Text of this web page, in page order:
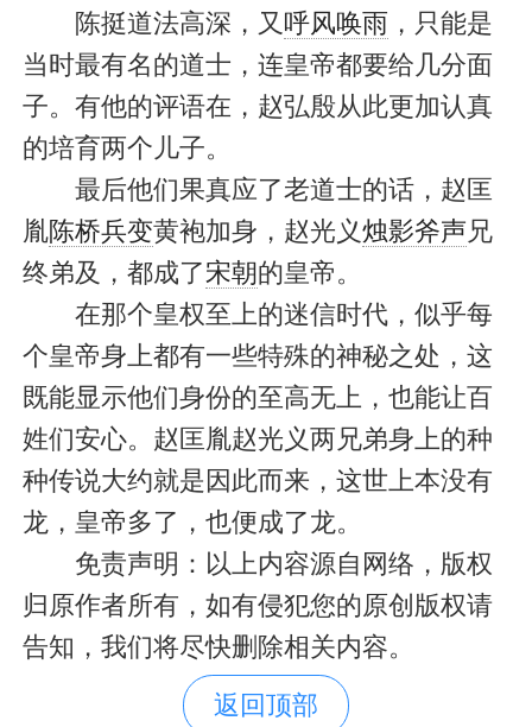
陈挺道法高深，又 呼风唤雨 ，只能是
当时最有名的道士，连皇帝都要给几分面
子。有他的评语在，赵弘殷从此更加认真
的培育两个儿子。
最后他们果真应了老道士的话，赵匡
胤陈桥兵变黄袍加身，赵光义烛影斧声 兄
终弟及，都成了宋朝的皇帝。
在那个皇权至上的迷信时代，似乎每
个皇帝身上都有一些特殊的神秘之处，这
既能显示他们身份的至高无上，也能让百
姓们安心。赵匡胤赵光义两兄弟身上的种
种传说大约就是因此而来，这世上本没有
龙，皇帝多了，也便成了龙。
免责声明：以上内容源自网络，版权
归原作者所有，如有侵犯您的原创版权请
告知，我们将尽快删除相关内容。
返回顶部